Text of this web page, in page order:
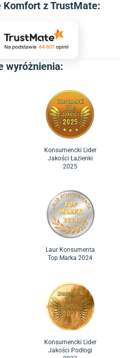
Komfort z TrustMate:
wyróżnienia:
Konsumencki Lider
Jakości Łazienki
2025
Laur Konsumenta
Top Marka 2024
Konsumencki Lider
Jakości Podłogi